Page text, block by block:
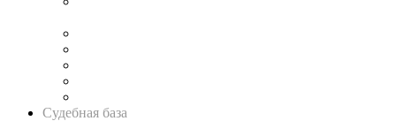
Судебная база